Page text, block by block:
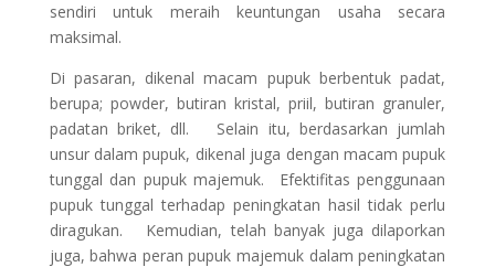
sendiri untuk meraih keuntungan usaha secara
maksimal.
Di pasaran, dikenal macam pupuk berbentuk padat,
berupa; powder, butiran kristal, priil, butiran granuler,
padatan briket, dll. Selain itu, berdasarkan jumlah
unsur dalam pupuk, dikenal juga dengan macam pupuk
tunggal dan pupuk majemuk. Efektifitas penggunaan
pupuk tunggal terhadap peningkatan hasil tidak perlu
diragukan. Kemudian, telah banyak juga dilaporkan
juga, bahwa peran pupuk majemuk dalam peningkatan